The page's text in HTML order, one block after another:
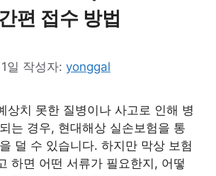
편 접수 방법
일 작성자: yonggal
상치 못한 질병이나 사고로 인해 병
는 경우, 현대해상 실손보험을 통
덜 수 있습니다. 하지만 막상 보험
하면 어떤 서류가 필요한지, 어떻